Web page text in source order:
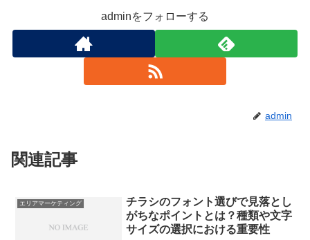
adminをフォローする
admin
関連記事
エリアマーケティング
チラシのフォント選びで見落とし
がちなポイントとは？種類や文字
サイズの選択における重要性